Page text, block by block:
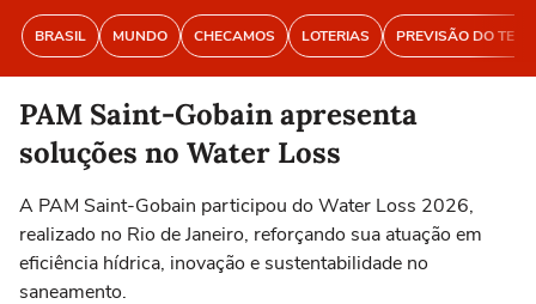
BRASIL MUNDO CHECAMOS LOTERIAS PREVISÃO DO
PAM Saint-Gobain apresenta
soluções no Water Loss
A PAM Saint-Gobain participou do Water Loss 2026,
realizado no Rio de Janeiro, reforçando sua atuação em
eficiência hídrica, inovação e sustentabilidade no
saneamento.